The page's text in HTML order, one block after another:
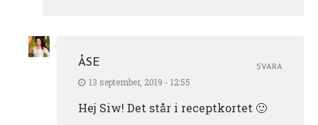
ÅSE
13 september, 2019 - 12:55
Hej Siw! Det står i receptkortet 🙂
SVARA